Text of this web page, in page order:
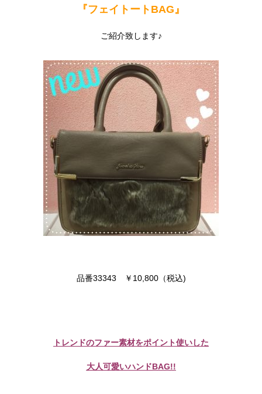
『フェイトートBAG』
ご紹介致します♪
品番33343 ￥10,800（税込)
トレンドのファー素材をポイント使いした
大人可愛いハンドBAG!!